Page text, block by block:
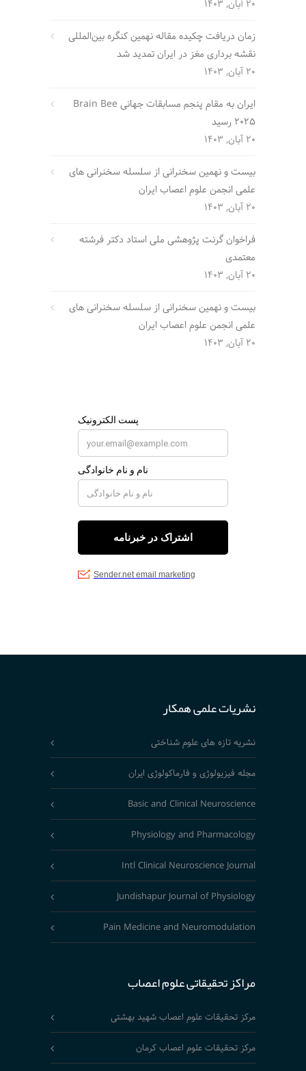
20 آبان, 1403
زمان دریافت چکیده مقاله نهمین کنگره بین‌المللی
نقشه برداری مغز در ایران تمدید شد
20 آبان, 1403
ایران به مقام پنجم مسابقات جهانی Brain Bee
2025 رسید
20 آبان, 1403
بیست و نهمین سخنرانی از سلسله سخنرانی های
علمی انجمن علوم اعصاب ایران
20 آبان, 1403
فراخوان گرنت پژوهشی ملی استاد دکتر فرشته
معتمدی
20 آبان, 1403
بیست و نهمین سخنرانی از سلسله سخنرانی های
علمی انجمن علوم اعصاب ایران
20 آبان, 1403
نشریات علمی همکار
نشریه تازه های علوم شناختی
مجله فیزیولوژی و فارماکولوژی ایران
Basic and Clinical Neuroscience
Physiology and Pharmacology
Intl Clinical Neuroscience Journal
Jundishapur Journal of Physiology
Pain Medicine and Neuromodulation
مراکز تحقیقاتی علوم اعصاب
مرکز تحقیقات علوم اعصاب شهید بهشتی
مرکز تحقیقات علوم اعصاب کرمان